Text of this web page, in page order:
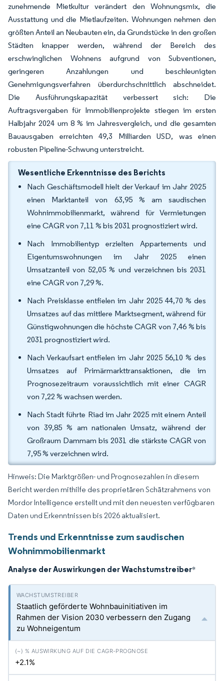
zunehmende Mietkultur verändert den Wohnungsmix, die
Ausstattung und die Mietlaufzeiten. Wohnungen nehmen den
größten Anteil an Neubauten ein, da Grundstücke in den großen
Städten knapper werden, während der Bereich des
erschwinglichen Wohnens aufgrund von Subventionen,
geringeren Anzahlungen und beschleunigten
Genehmigungsverfahren überdurchschnittlich abschneidet.
Die Ausführungskapazität verbessert sich: Die
Auftragsvergaben für Immobilienprojekte stiegen im ersten
Halbjahr 2024 um 8 % im Jahresvergleich, und die gesamten
Bauausgaben erreichten 49,3 Milliarden USD, was einen
robusten Pipeline-Schwung unterstreicht.
Wesentliche Erkenntnisse des Berichts
Nach Geschäftsmodell hielt der Verkauf im Jahr 2025
einen Marktanteil von 63,95 % am saudischen
Wohnimmobilienmarkt, während für Vermietungen
eine CAGR von 7,11 % bis 2031 prognostiziert wird.
Nach Immobilientyp erzielten Appartements und
Eigentumswohnungen im Jahr 2025 einen
Umsatzanteil von 52,05 % und verzeichnen bis 2031
eine CAGR von 7,29 %.
Nach Preisklasse entfielen im Jahr 2025 44,70 % des
Umsatzes auf das mittlere Marktsegment, während für
Günstigwohnungen die höchste CAGR von 7,46 % bis
2031 prognostiziert wird.
Nach Verkaufsart entfielen im Jahr 2025 56,10 % des
Umsatzes auf Primärmarkttransaktionen, die im
Prognosezeitraum voraussichtlich mit einer CAGR
von 7,22 % wachsen werden.
Nach Stadt führte Riad im Jahr 2025 mit einem Anteil
von 39,85 % am nationalen Umsatz, während der
Großraum Dammam bis 2031 die stärkste CAGR von
7,95 % verzeichnen wird.
Hinweis: Die Marktgrößen- und Prognosezahlen in diesem
Bericht werden mithilfe des proprietären Schätzrahmens von
Mordor Intelligence erstellt und mit den neuesten verfügbaren
Daten und Erkenntnissen bis 2026 aktualisiert.
Trends und Erkenntnisse zum saudischen
Wohnimmobilienmarkt
Analyse der Auswirkungen der Wachstumstreiber*
Staatlich geförderte Wohnbauinitiativen im
Rahmen der Vision 2030 verbessern den Zugang
zu Wohneigentum
+2.1%